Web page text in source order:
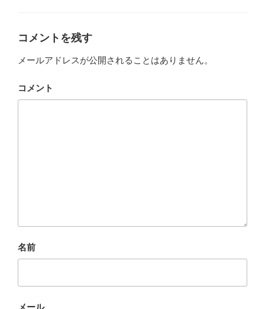
ー
コメントを残す
メールアドレスが公開されることはありません。
コメント
名前
メール